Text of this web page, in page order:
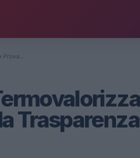
Prova…